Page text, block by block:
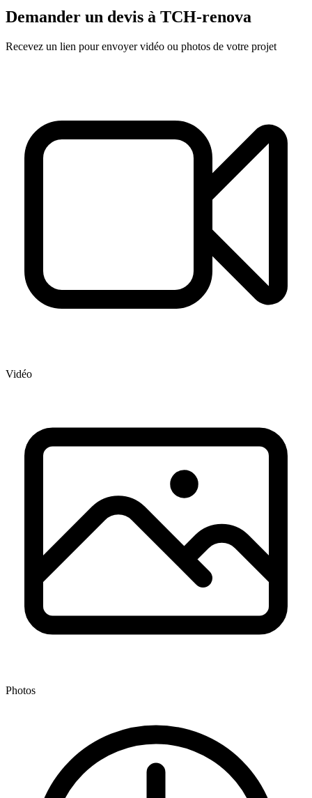
Demander un devis à TCH-renova
Recevez un lien pour envoyer vidéo ou photos de votre projet
Vidéo
Photos